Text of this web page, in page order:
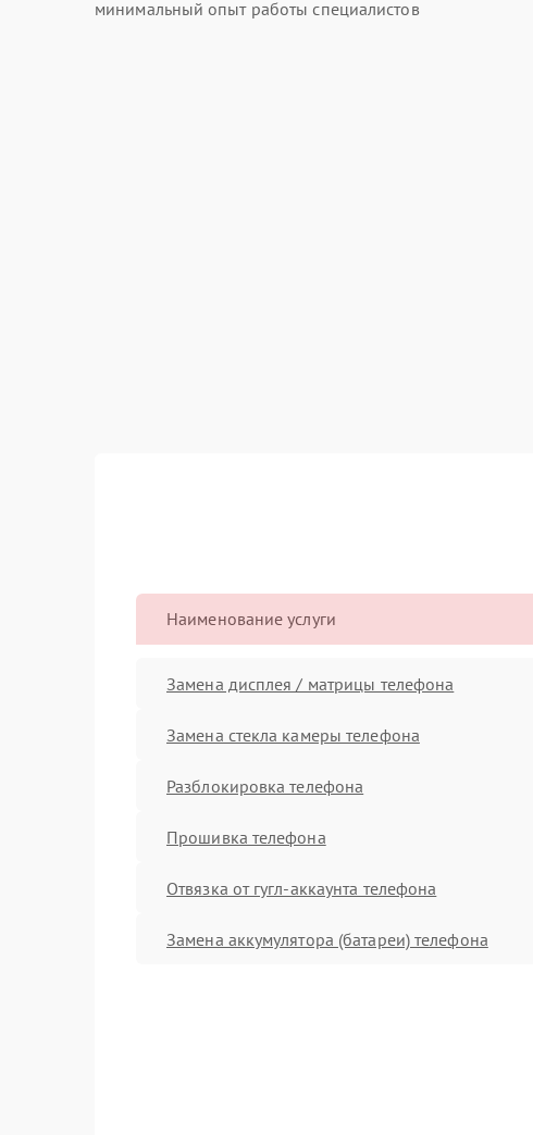
минимальный опыт работы специалистов
Наименование услуги
Замена дисплея / матрицы телефона
Замена стекла камеры телефона
Разблокировка телефона
Прошивка телефона
Отвязка от гугл-аккаунта телефона
Замена аккумулятора (батареи) телефона